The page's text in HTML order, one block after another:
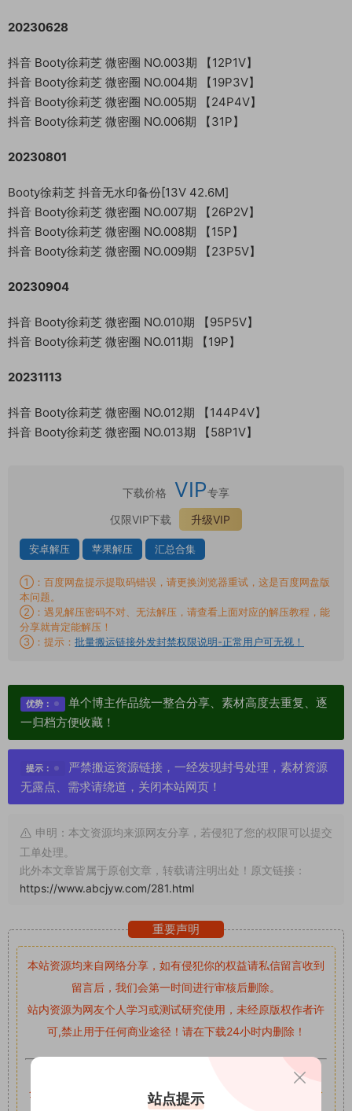
20230628
抖音 Booty徐莉芝 微密圈 NO.003期 【12P1V】
抖音 Booty徐莉芝 微密圈 NO.004期 【19P3V】
抖音 Booty徐莉芝 微密圈 NO.005期 【24P4V】
抖音 Booty徐莉芝 微密圈 NO.006期 【31P】
20230801
Booty徐莉芝 抖音无水印备份[13V 42.6M]
抖音 Booty徐莉芝 微密圈 NO.007期 【26P2V】
抖音 Booty徐莉芝 微密圈 NO.008期 【15P】
抖音 Booty徐莉芝 微密圈 NO.009期 【23P5V】
20230904
抖音 Booty徐莉芝 微密圈 NO.010期 【95P5V】
抖音 Booty徐莉芝 微密圈 NO.011期 【19P】
20231113
抖音 Booty徐莉芝 微密圈 NO.012期 【144P4V】
抖音 Booty徐莉芝 微密圈 NO.013期 【58P1V】
下载价格 VIP专享
仅限VIP下载
升级VIP
安卓解压 苹果解压 汇总合集
①：百度网盘提示提取码错误，请更换浏览器重试，这是百度网盘版
本问题。
②：遇见解压密码不对、无法解压，请查看上面对应的解压教程，能
分享就肯定能解压！
③：提示： 批量搬运链接外发封禁权限说明-正常用户可无视！
优势：
单个博主作品统一整合分享、素材高度去重复、逐
一归档方便收藏！
提示：
严禁搬运资源链接，一经发现封号处理，素材资源
无露点、需求请绕道，关闭本站网页！
申明：本文资源均来源网友分享，若侵犯了您的权限可以提交
工单处理。
此外本文章皆属于原创文章，转载请注明出处！原文链接：
https://www.abcjyw.com/281.html
重要声明
本站资源均来自网络分享，如有侵犯你的权益请私信留言收到
留言后，我们会第一时间进行审核后删除。
站内资源为网友个人学习或测试研究使用，未经原版权作者许
可,禁止用于任何商业途径！请在下载24小时内删除！
对应的VIP。
全站付费素材可提供补档服务“均有备份
素材以主流网盘分
站点提示